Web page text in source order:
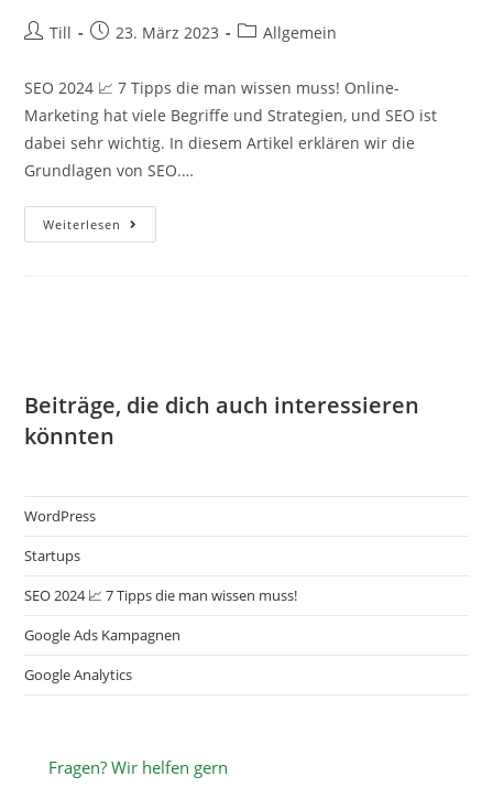
Beitrags-
Till
Beitrag23. März 2023
Beitrags-
Allgemein
SEO 2024 📈 7 Tipps die man wissen muss! Online-
Marketing hat viele Begriffe und Strategien, und SEO ist
dabei sehr wichtig. In diesem Artikel erklären wir die
Grundlagen von SEO.…
Weiterlesen SEO
2024
Beiträge, die dich auch interessieren
könnten
WordPress
Startups
SEO 2024 📈 7 Tipps die man wissen muss!​
Google Ads Kampagnen
Google Analytics
Fragen? Wir helfen gern